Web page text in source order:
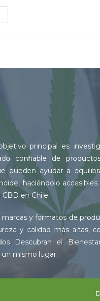
principal es
confiable de
pueden ayudar a
haciéndolo accesibles
CBD en Chile.
marcas y formatos de
y calidad más altas,
Descubran el
mismo lugar.